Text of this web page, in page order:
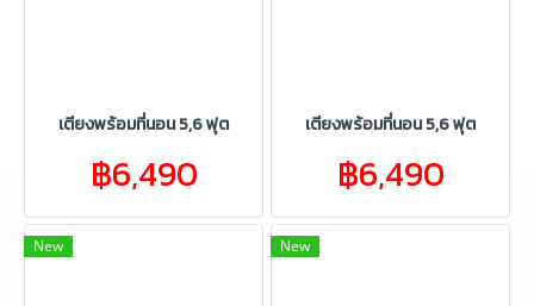
เตียงพร้อมที่นอน 5,6 ฟุต
฿6,490
เตียงพร้อมที่นอน 5,6 ฟุต
฿6,490
New New